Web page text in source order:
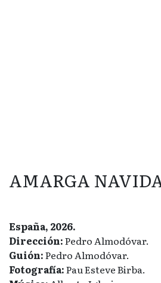
AMARGA
España, 2026.
Dirección:Pedro Almodóvar.
Guión:Pedro Almodóvar.
Fotografía:Pau Esteve Birba.